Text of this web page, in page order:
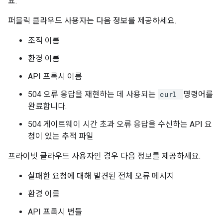
퍼블릭 클라우드 사용자는 다음 정보를 제공하세요.
조직 이름
환경 이름
API 프록시 이름
504 오류 응답을 재현하는 데 사용되는 curl
명령어를
완료합니다.
504 게이트웨이 시간 초과 오류 응답을 수신하는 API 요
청이 있는 추적 파일
프라이빗 클라우드 사용자인 경우 다음 정보를 제공하세요.
실패한 요청에 대해 발견된 전체 오류 메시지
환경 이름
API 프록시 번들